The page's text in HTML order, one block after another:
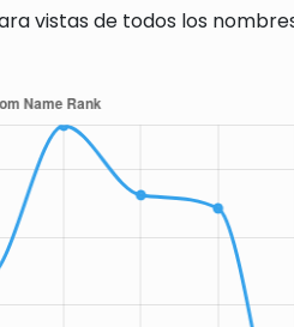
vistas de todos los